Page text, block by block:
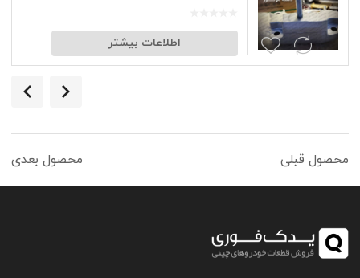
اطلاعات بیشتر
محصول قبلی محصول بعدی